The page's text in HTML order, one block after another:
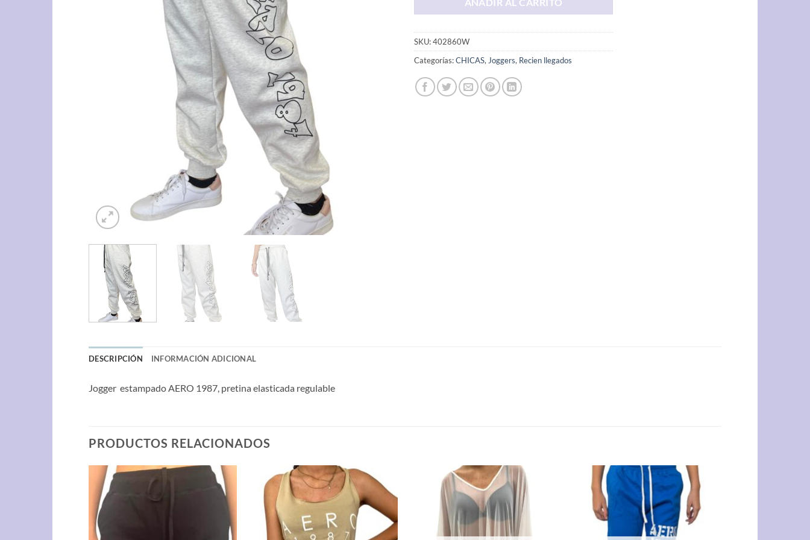
AÑADIR AL CARRITO
SKU:402860W
Categorías:CHICAS, Joggers, Recien llegados
DESCRIPCIÓN INFORMACIÓN ADICIONAL
Jogger estampado AERO 1987, pretina elasticada regulable
PRODUCTOS RELACIONADOS